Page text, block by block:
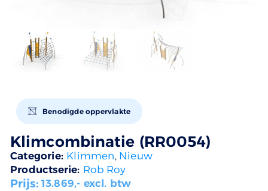
Benodigde oppervlakte
Klimcombinatie (RR0054)
Categorie: Klimmen, Nieuw
Productserie: Rob Roy
Prijs:13.869,- excl. btw